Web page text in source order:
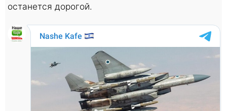
останется дорогой.